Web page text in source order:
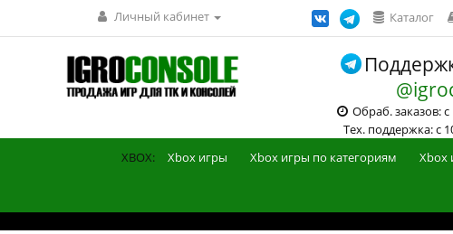
Личный кабинет Каталог
Обраб. заказов: с
Тех. поддержка: с
XBOX: Xbox игры Xbox игры по категориям Xbox